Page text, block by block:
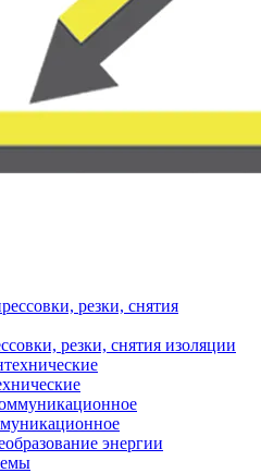
резки, снятия изоляции
энергии